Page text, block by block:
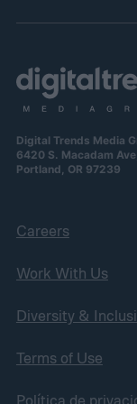
Digital Trends Media
6420 S. Macadam
Portland, OR 97239
Careers
Work With Us
Diversity &
Terms of Use
Política de